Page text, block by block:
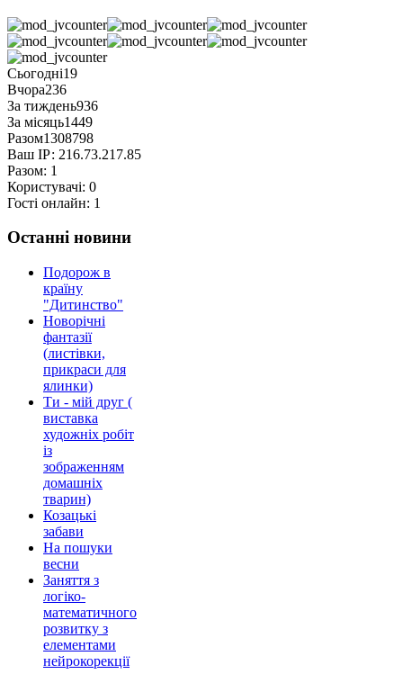
Сьогодні19
Вчора236
За тиждень936
За місяць1449
Разом1308798
Ваш ІР: 216.73.217.85
Разом: 1
Користувачі: 0
Гості онлайн: 1
Останні новини
Подорож в
країну
"Дитинство"
Новорічні
фантазії
(листівки,
прикраси для
ялинки)
Ти - мій друг (
виставка
художніх робіт
із
зображенням
домашніх
тварин)
Козацькі
забави
На пошуки
весни
Заняття з
логіко-
математичного
розвитку з
елементами
нейрокорекції